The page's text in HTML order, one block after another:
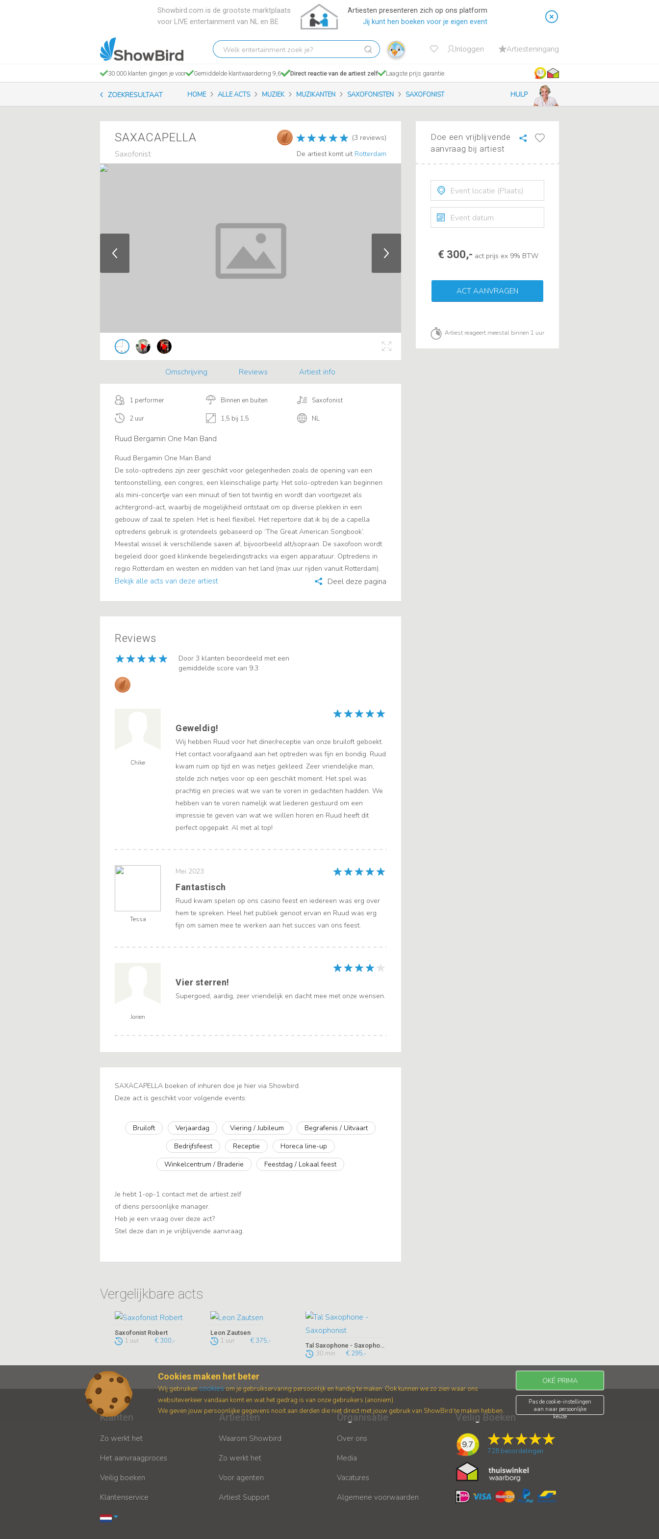
Showbird.com is de grootste marktplaats
voor LIVE entertainment van NL en BE
Artiesten presenteren zich op ons platform
Jij kunt hen boeken voor je eigen event
Welk
entertainment
zoek
je?
Inloggen Artiesteningang
30.000 klanten gingen je voor Gemiddelde klantwaardering 9,6 Direct reactie van de artiest zelf Laagste prijs garantie 9.7
ZOEKRESULTAAT HOME ALLE ACTS MUZIEK MUZIKANTEN SAXOFONISTEN SAXOFONIST HULP
SAXACAPELLA
Saxofonist
(3 reviews)
De artiest komt uit Rotterdam
Omschrijving Reviews Artiest info
1 performer Binnen en buiten Saxofonist
2 uur 1,5 bij 1,5 NL
Ruud Bergamin One Man Band
Ruud Bergamin One Man Band
De solo-optredens zijn zeer geschikt voor gelegenheden zoals de opening van een
tentoonstelling, een congres, een kleinschalige party. Het solo-optreden kan beginnen
als mini-concertje van een minuut of tien tot twintig en wordt dan voortgezet als
achtergrond-act, waarbij de mogelijkheid ontstaat om op diverse plekken in een
gebouw of zaal te spelen. Het is heel flexibel. Het repertoire dat ik bij de a capella
optredens gebruik is grotendeels gebaseerd op ‘The Great American Songbook’.
Meestal wissel ik verschillende saxen af, bijvoorbeeld alt/sopraan. De saxofoon wordt
begeleid door goed klinkende begeleidingstracks via eigen apparatuur. Optredens in
regio Rotterdam en westen en midden van het land (max uur rijden vanuit Rotterdam).
Bekijk alle acts van deze artiest Deel deze pagina
Reviews
Door 3 klanten beoordeeld met een
gemiddelde score van 9.3
Chike
Geweldig!
Wij hebben Ruud voor het diner/receptie van onze bruiloft geboekt.
Het contact voorafgaand aan het optreden was fijn en bondig. Ruud
kwam ruim op tijd en was netjes gekleed. Zeer vriendelijke man,
stelde zich netjes voor op een geschikt moment. Het spel was
prachtig en precies wat we van te voren in gedachten hadden. We
hebben van te voren namelijk wat liederen gestuurd om een
impressie te geven van wat we willen horen en Ruud heeft dit
perfect opgepakt. Al met al top!
Tessa
Mei 2023
Fantastisch
Ruud kwam spelen op ons casino feest en iedereen was erg over
hem te spreken. Heel het publiek genoot ervan en Ruud was erg
fijn om samen mee te werken aan het succes van ons feest.
Jorien
Vier sterren!
Supergoed, aardig, zeer vriendelijk en dacht mee met onze wensen.
SAXACAPELLA boeken of inhuren doe je hier via Showbird.
Deze act is geschikt voor volgende events:
Bruiloft Verjaardag Viering / Jubileum
Begrafenis / Uitvaart
Bedrijfsfeest
Receptie
Horeca line-up
Winkelcentrum / Braderie
Feestdag / Lokaal feest
Je hebt 1-op-1 contact met de artiest zelf
of diens persoonlijke manager.
Heb je een vraag over deze act?
Stel deze dan in je vrijblijvende aanvraag.
Vergelijkbare acts
Saxofonist Robert
1 uur € 300,-
Leon Zautsen
1 uur € 375,-
Tal Saxophone - Saxophonist
30 min € 295,-
Doe een vrijblijvende
aanvraag bij artiest
€ 300,- act prijs ex 9% BTW
ACT AANVRAGEN
Artiest reageert meestal binnen 1 uur
Klanten
Zo werkt het
Het aanvraagproces
Veilig boeken
Klantenservice
Artiesten
Waarom Showbird
Zo werkt het
Voor agenten
Artiest Support
Organisatie
Over ons
Media
Vacatures
Algemene voorwaarden
Veilig Boeken
9.7
728beoordelingen
Cookies maken het beter
Wij gebruikencookiesom je gebruikservaring persoonlijk en handig te maken. Ook kunnen we zo zien waar ons
websiteverkeer vandaan komt en wat het gedrag is van onze gebruikers (anoniem).
We geven jouw persoonlijke gegevens nooit aan derden die niet direct met jouw gebruik van ShowBird te maken hebben.
OKÉ PRIMA
Pas de cookie-instellingen
aan naar persoonlijke
keuze